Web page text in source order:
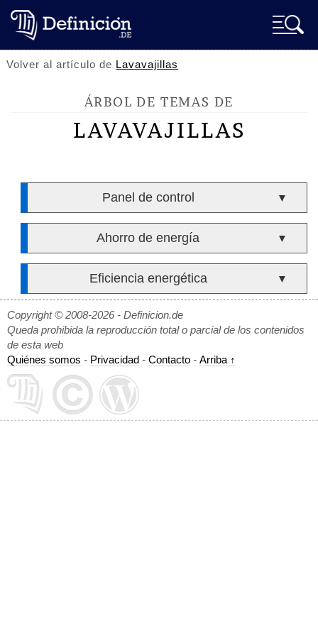
Volver al artículo de Lavavajillas
ÁRBOL DE TEMAS DE
LAVAVAJILLAS
Panel de control ▼
Ahorro de energía ▼
Eficiencia energética ▼
Copyright © 2008-2026 - Definicion.de
Queda prohibida la reproducción total o parcial de los contenidos
de esta web
Quiénes somos - Privacidad - Contacto - Arriba ↑